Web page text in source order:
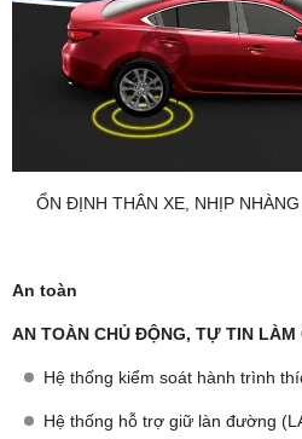
ỔN ĐỊNH THÂN XE, NHỊP
An toàn
AN TOÀN CHỦ ĐỘNG, TỰ TIN LÀM
Hệ thống kiểm soát hành trình
Hệ thống hỗ trợ giữ làn đường